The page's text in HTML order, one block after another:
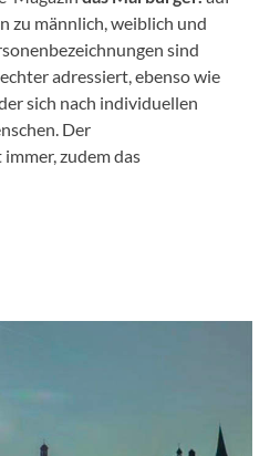
zu männlich, weiblich und
sind
adressiert, ebenso wie
sich nach individuellen
Der
zudem das